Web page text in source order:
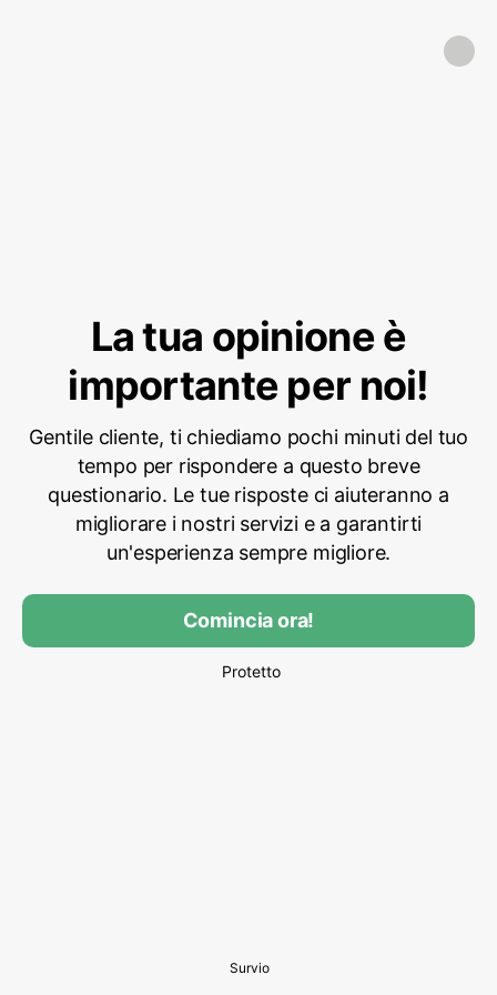
La tua opinione è
importante per noi!
Gentile cliente, ti chiediamo pochi minuti del tuo
tempo per rispondere a questo breve
questionario. Le tue risposte ci aiuteranno a
migliorare i nostri servizi e a garantirti
un'esperienza sempre migliore.
Comincia ora!
Protetto
Survio